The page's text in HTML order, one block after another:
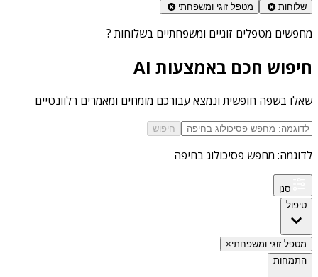
שלוחות מטפל זוגי ומשפחתי
מחפשים מטפלים זוגיים ומשפחתיים בשלוחות ?
חיפוש חכם באמצעות AI
שאלו בשפה חופשית ונמצא עבורכם מומחים ומאמרים רלוונטיים
חיפוש
לדוגמה: מחפש פסיכולוג בחיפה
סנן
טיפול
מטפל זוגי ומשפחתי×
התמחות